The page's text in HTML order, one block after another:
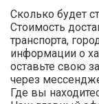
Сколько будет
Стоимость
транспорта,
информации о
оставьте свою
через
Где вы